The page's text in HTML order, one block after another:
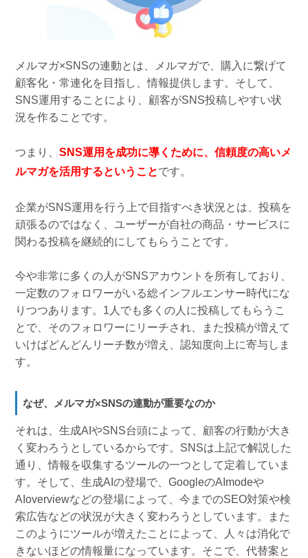
メルマガ×SNSの連動とは、メルマガで、購入に繋げて
顧客化・常連化を目指し、情報提供します。そして、
SNS運用することにより、顧客がSNS投稿しやすい状
況を作ることです。
つまり、SNS運用を成功に導くために、信頼度の高いメ
ルマガを活用するということです。
企業がSNS運用を行う上で目指すべき状況とは、投稿を
頑張るのではなく、ユーザーが自社の商品・サービスに
関わる投稿を継続的にしてもらうことです。
今や非常に多くの人がSNSアカウントを所有しており、
一定数のフォロワーがいる総インフルエンサー時代にな
りつつあります。1人でも多くの人に投稿してもらうこ
とで、そのフォロワーにリーチされ、また投稿が増えて
いけばどんどんリーチ数が増え、認知度向上に寄与しま
す。
なぜ、メルマガ×SNSの連動が重要なのか
それは、生成AIやSNS台頭によって、顧客の行動が大き
く変わろうとしているからです。SNSは上記で解説した
通り、情報を収集するツールの一つとして定着していま
す。そして、生成AIの登場で、GoogleのAImodeや
AIoverviewなどの登場によって、今までのSEO対策や検
索広告などの状況が大きく変わろうとしています。また
このようにツールが増えたことによって、人々は消化で
きないほどの情報量になっています。そこで、代替案と